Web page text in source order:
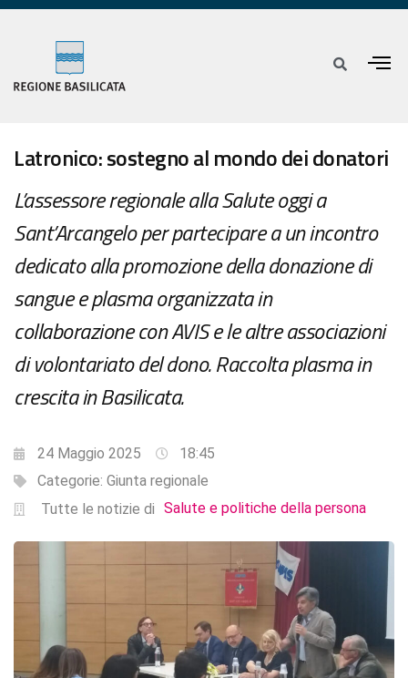
Latronico: sostegno al mondo dei donatori
L’assessore regionale alla Salute oggi a
Sant’Arcangelo per partecipare a un incontro
dedicato alla promozione della donazione di
sangue e plasma organizzata in
collaborazione con AVIS e le altre associazioni
di volontariato del dono. Raccolta plasma in
crescita in Basilicata.
24 Maggio 2025
18:45
Categorie: Giunta regionale
Tutte le notizie di Salute e politiche della persona